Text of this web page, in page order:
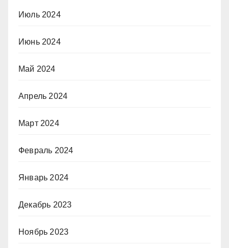
Июль 2024
Июнь 2024
Май 2024
Апрель 2024
Март 2024
Февраль 2024
Январь 2024
Декабрь 2023
Ноябрь 2023